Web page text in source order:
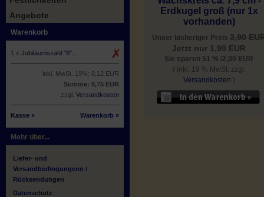
Angebote
Warenkorb
1 x Jubiläumszahl "8"...
inkl. MwSt. 19%: 0,12 EUR
Summe: 0,75 EUR
zzgl. Versandkosten
Kasse » Warenkorb »
Mehr über...
Liefer- und
Versandbedingungenn /
Rücksendungen
Datenschutz
Erdkugel groß (nur 1x
vorhanden)
Unser bisheriger Preis 3,90
Jetzt nur 1,90 EUR
Sie sparen 51 % /2,00 EUR
( inkl. 19 % MwSt. zzgl.
Versandkosten )